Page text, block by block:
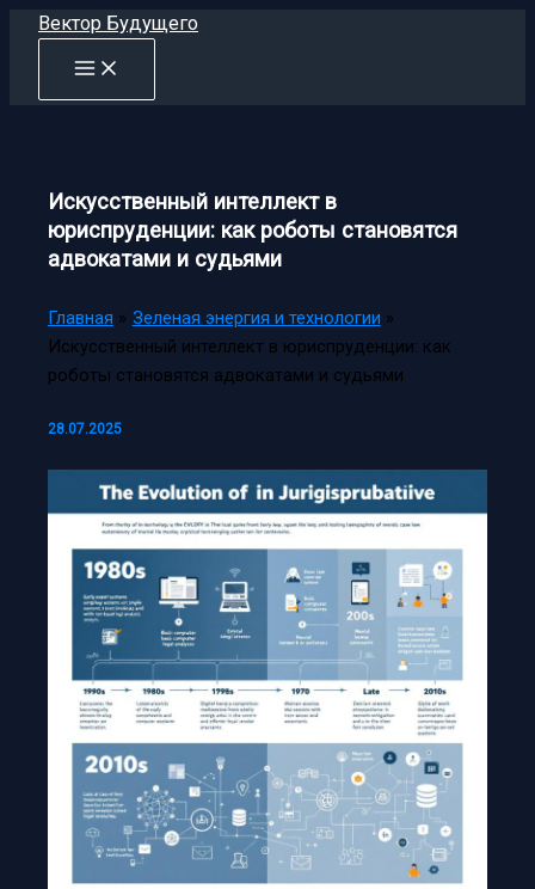
Перейти
содержимому
Вектор Будущего
Искусственный интеллект в
юриспруденции: как роботы становятся
адвокатами и судьями
Главная
Зеленая энергия и технологии
Искусственный интеллект в юриспруденции: как
роботы становятся адвокатами и судьями
28.07.2025